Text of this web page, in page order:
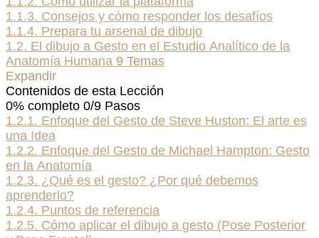
1.1.3. Consejos y cómo responder los desafíos
1.1.4. Prepara tu arsenal de dibujo
1.2. El dibujo a Gesto en el Estudio Analítico de la
Anatomía Humana 9 Temas
Expandir
Contenidos de esta Lección
0% completo 0/9 Pasos
1.2.1. Enfoque del Gesto de Steve Huston: El arte es
una Idea
1.2.2. Enfoque del Gesto de Michael Hampton: Gesto
en la Anatomía
1.2.3. ¿Qué es el gesto? ¿Por qué debemos
aprenderlo?
1.2.4. Puntos de referencia
1.2.5. Cómo aplicar el dibujo a gesto (Pose Posterior